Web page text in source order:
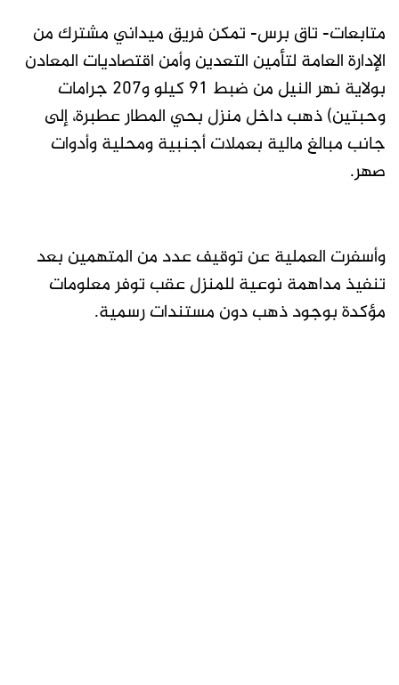
متابعات- تاق برس- تمكن فريق ميداني مشترك من
الإدارة العامة لتأمين التعدين وأمن اقتصاديات المعادن
بولاية نهر النيل من ضبط 91 كيلو و207 جرامات
وحبتين) ذهب داخل منزل بحي المطار عطبرة، إلى
جانب مبالغ مالية بعملات أجنبية ومحلية وأدوات
صهر.
وأسفرت العملية عن توقيف عدد من المتهمين بعد
تنفيذ مداهمة نوعية للمنزل عقب توفر معلومات
مؤكدة بوجود ذهب دون مستندات رسمية.